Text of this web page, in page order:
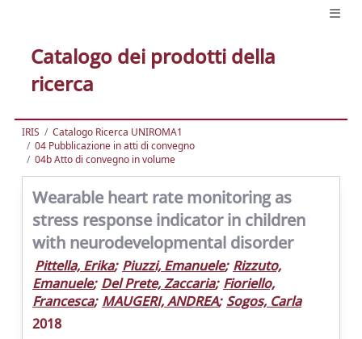
Catalogo dei prodotti della
ricerca
IRIS
Catalogo Ricerca UNIROMA1
04 Pubblicazione in atti di convegno
04b Atto di convegno in volume
Wearable heart rate monitoring as
stress response indicator in children
with neurodevelopmental disorder
Pittella, Erika; Piuzzi, Emanuele; Rizzuto,
Emanuele; Del Prete, Zaccaria; Fioriello,
Francesca; MAUGERI, ANDREA; Sogos, Carla
2018